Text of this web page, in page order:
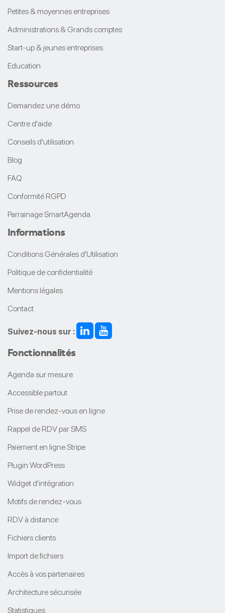
Petites & moyennes entreprises
Administrations & Grands comptes
Start-up & jeunes entreprises
Education
Ressources
Demandez une démo
Centre d'aide
Conseils d'utilisation
Blog
FAQ
Conformité RGPD
Parrainage SmartAgenda
Informations
Conditions Générales d'Utilisation
Politique de confidentialité
Mentions légales
Contact
Suivez-nous sur :
Fonctionnalités
Agenda sur mesure
Accessible partout
Prise de rendez-vous en ligne
Rappel de RDV par SMS
Paiement en ligne Stripe
Plugin WordPress
Widget d'intégration
Motifs de rendez-vous
RDV à distance
Fichiers clients
Import de fichiers
Accès à vos partenaires
Architecture sécurisée
Statistiques